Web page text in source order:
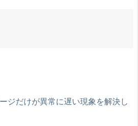
ジだけが異常に遅い現象を解決し